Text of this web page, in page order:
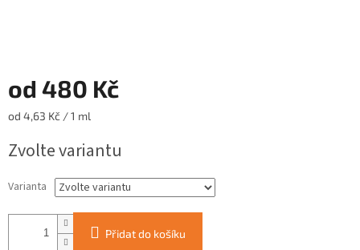
od 480 Kč
Měrná
od 4,63 Kč / 1 ml
Zvolte variantu
Varianta
Přidat do košíku